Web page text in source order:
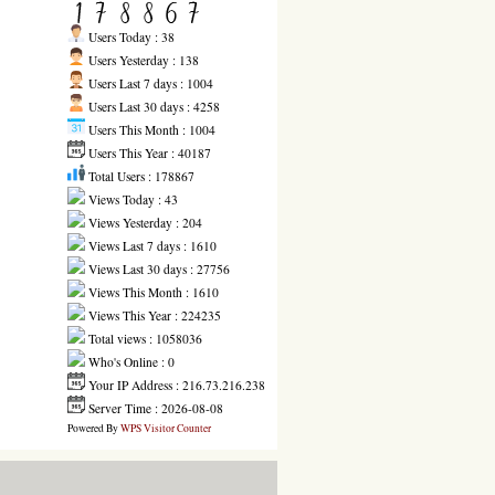
Users Today : 38
Users Yesterday : 138
Users Last 7 days : 1004
Users Last 30 days : 4258
Users This Month : 1004
Users This Year : 40187
Total Users : 178867
Views Today : 43
Views Yesterday : 204
Views Last 7 days : 1610
Views Last 30 days : 27756
Views This Month : 1610
Views This Year : 224235
Total views : 1058036
Who's Online : 0
Your IP Address : 216.73.216.238
Server Time : 2026-08-08
Powered ByWPS Visitor Counter